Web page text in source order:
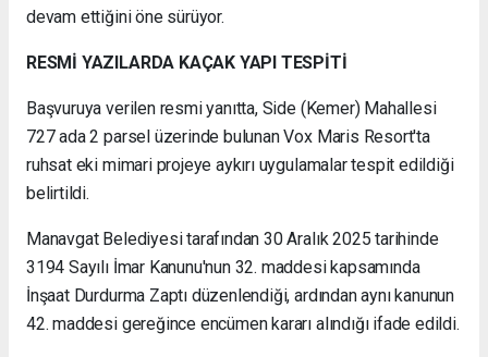
devam ettiğini öne sürüyor.
RESMİ YAZILARDA KAÇAK YAPI TESPİTİ
Başvuruya verilen resmi yanıtta, Side (Kemer) Mahallesi
727 ada 2 parsel üzerinde bulunan Vox Maris Resort'ta
ruhsat eki mimari projeye aykırı uygulamalar tespit edildiği
belirtildi.
Manavgat Belediyesi tarafından 30 Aralık 2025 tarihinde
3194 Sayılı İmar Kanunu'nun 32. maddesi kapsamında
İnşaat Durdurma Zaptı düzenlendiği, ardından aynı kanunun
42. maddesi gereğince encümen kararı alındığı ifade edildi.